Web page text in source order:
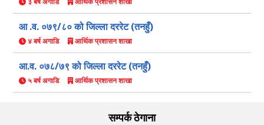
आ .व. ०७९/८० को जिल्ला दररेट (तनहुँ)
४ बर्ष अगाडि आर्थिक प्रशासन शाखा
आ.व. ०७८/७९ को जिल्ला दररेट (तनहुँ)
५ बर्ष अगाडि आर्थिक प्रशासन शाखा
सम्पर्क ठेगाना